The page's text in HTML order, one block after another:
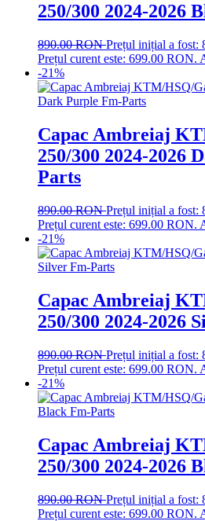
250/300 2024-2026
890.00RONPrețul inițial a fost:
Prețul curent este: 699.00 RON.
-21%
Capac Ambreiaj
250/300 2024-2026
Parts
890.00RONPrețul inițial a fost:
Prețul curent este: 699.00 RON.
-21%
Capac Ambreiaj
250/300 2024-2026
890.00RONPrețul inițial a fost:
Prețul curent este: 699.00 RON.
-21%
Capac Ambreiaj
250/300 2024-2026
890.00RONPrețul inițial a fost:
Prețul curent este: 699.00 RON.